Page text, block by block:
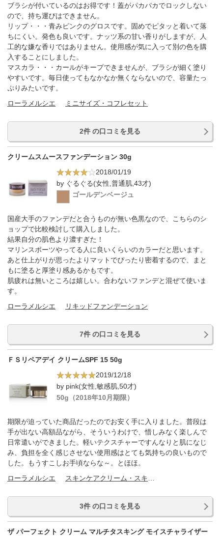
ブラシが付いているのはお得です！蓋がパカパカでロックしない
ので、持ち運びはできません。
リップ・・・青みピンクのグロスです。固めでピタッと着いて落
ちにくい。発色も良いです。ナッツ系の甘い香りがしますが、人
工的な嫌な香りではありません。使用感が気に入って別の色を購
入することにしました。
マスカラ・・・カールがキープできませんが、ブラシが細く塗り
やすいです。毎日使ってもなかなか無くならないので、容量たっ
ぷりみたいです。
ローラメルシエ
ミニサイズ・コフレセット
2件 の口コミを見る
クリームスムースファンデーション 30g
2018/01/19
by ぐるぐる(女性,普通肌,43才)
ゴールデンベージュ
国産大手のファンデだと合うものが無い色黒なので、こちらのシ
ョップで比較検討して購入しました。
結果自分の肌色より濃すぎた！
マリンスポーツやってる人に良いくらいのカラーだと思います。
あと仕上がりが思ったよりマットでぴったり密着するので、まと
もに塗ると厚塗り感あるかもです。
肌疲れは無いところは嬉しい。合わないファンデと混ぜて使いま
す。
ローラメルシエ
リキッドファンデーション
7件 の口コミを見る
ＦＳリペアデイ クリームSPF 15 50g
2019/12/18
by pink(女性,敏感肌,50才)
50g（2018年10月期限）
期限が迫っていた商品だったのでお安く手に入りました。普段は
手が出ない高額品ながら、そういうわけで、惜しみなく楽しんで
日常遣いができました。軽いテクスチャーですんなりと肌になじ
み、負担を全く感じさせない使用感はとても気持ちの良いもので
した。もうすこしお手頃ならな～。とほほ。
ローラメルシエ
3件 の口コミを見る
ザ パーフェクト クリーム マルチタスキング モイスチャライザー